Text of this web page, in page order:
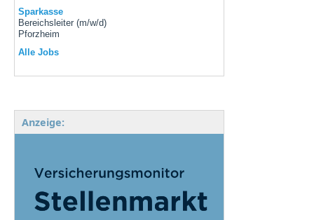
Sparkasse
Bereichsleiter (m/w/d)
Pforzheim
Alle Jobs
Anzeige: